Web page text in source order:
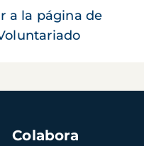
a la página de
Colabora